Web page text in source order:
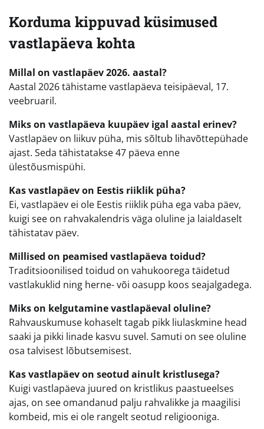
Korduma kippuvad küsimused
vastlapäeva kohta
Millal on vastlapäev 2026. aastal?
Aastal 2026 tähistame vastlapäeva teisipäeval, 17.
veebruaril.
Miks on vastlapäeva kuupäev igal aastal erinev?
Vastlapäev on liikuv püha, mis sõltub lihavõttepühade
ajast. Seda tähistatakse 47 päeva enne
ülestõusmispühi.
Kas vastlapäev on Eestis riiklik püha?
Ei, vastlapäev ei ole Eestis riiklik püha ega vaba päev,
kuigi see on rahvakalendris väga oluline ja laialdaselt
tähistatav päev.
Millised on peamised vastlapäeva toidud?
Traditsioonilised toidud on vahukoorega täidetud
vastlakuklid ning herne- või oasupp koos seajalgadega.
Miks on kelgutamine vastlapäeval oluline?
Rahvauskumuse kohaselt tagab pikk liulaskmine head
saaki ja pikki linade kasvu suvel. Samuti on see oluline
osa talvisest lõbutsemisest.
Kas vastlapäev on seotud ainult kristlusega?
Kuigi vastlapäeva juured on kristlikus paastueelses
ajas, on see omandanud palju rahvalikke ja maagilisi
kombeid, mis ei ole rangelt seotud religiooniga.